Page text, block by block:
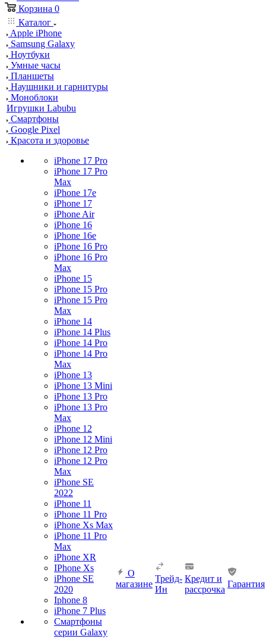
Корзина 0
Каталог
Apple iPhone
Samsung Galaxy
Ноутбуки
Умные часы
Планшеты
Наушники и гарнитуры
Моноблоки
Игрушки Labubu
Смартфоны
Google Pixel
Красота и здоровье
iPhone 17 Pro
iPhone 17 Pro
Max
iPhone 17e
iPhone 17
iPhone Air
iPhone 16
iPhone 16e
iPhone 16 Pro
iPhone 16 Pro
Max
iPhone 15
iPhone 15 Pro
iPhone 15 Pro
Max
iPhone 14
iPhone 14 Plus
iPhone 14 Pro
iPhone 14 Pro
Max
iPhone 13
iPhone 13 Mini
iPhone 13 Pro
iPhone 13 Pro
Max
iPhone 12
iPhone 12 Mini
iPhone 12 Pro
iPhone 12 Pro
Max
iPhone SE
2022
iPhone 11
iPhone 11 Pro
iPhone Xs Max
iPhone 11 Pro
Max
iPhone XR
IPhone Xs
iPhone SE
2020
Iphone 8
iPhone 7 Plus
Смартфоны
серии Galaxy
О
магазине
Трейд-
Ин
Кредит и
рассрочка
Гарантия